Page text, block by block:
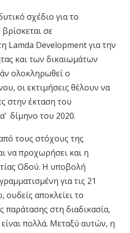
σχέδιο για το
σε
Lamda Development για την
και των δικαιωμάτων
ολοκληρωθεί ο
οι εκτιμήσεις θέλουν να
στην έκταση του
δίμηνο του 2020.
τους στόχους της
να προχωρήσει και η
Οδού. Η υποβολή
για τις 21
αποκλείει το
παράτασης στη διαδικασία,
πολλά. Μεταξύ αυτών, η